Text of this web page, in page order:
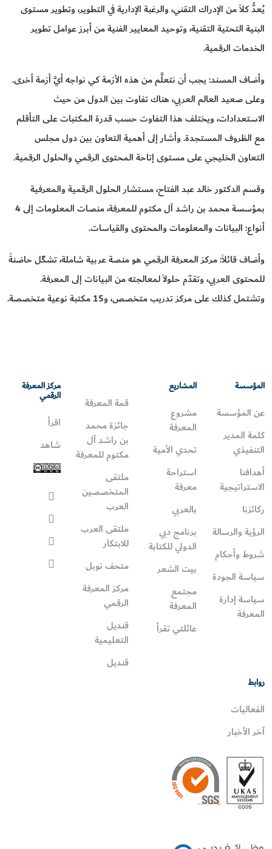
يُعدُّ كلاً من الإدراك التقني، والرغبة الإدارية في التطوير، وتطوير مستوى
البنية التحتية التقنية، وتوحيد المعايير الفنية من أبرز عوامل تطوير
الخدمات الرقمية.
وأضاف المسند: يجب أن نتعلَّم من هذه الأزمة كي نواجه أيَّ أزمة أخرى.
وعلى صعيد العالم العربي، هناك تفاوت بين الدول من حيث
الاستعدادات، ويختلف هذا التفاوت حسب قدرة المكتبات على التأقلم
مع الظروف المستجدة. وأشار إلى أهمية التعاون بين دول مجلس
التعاون الخليجي على مستوى إتاحة المحتوى الرقمي والحلول الرقمية.
وقسم الدكتور خالد عبد الفتاح، مستشار الحلول الرقمية والمعرفية
بمؤسسة محمد بن راشد آل مكتوم للمعرفة، منصات المعلومات إلى 4
أنواع: البيانات والمعلومات والمحتوى والقياسات.
وأضاف قائلاً: مركز المعرفة الرقمي هو منصة عربية شاملة، تشكّل حاضنةً
للمحتوى العربي، وتقدّم حلولاً لمعالجته من البيانات إلى المعرفة.
وتشتمل كذلك على مركز تدريب متخصص، و15 مكتبة نوعية متخصصة.
المؤسسة
عن المؤسسة
كلمة المدير
التنفيذي
أهدافنا
الاستراتيجية
ركائزنا
الرؤية والرسالة
شروط وأحكام
سياسة الجودة
سياسة إدارة
المعرفة
المشاريع
مشروع
المعرفة
تحدي الأمية
استراحة
معرفة
بالعربي
برنامج دبي
الدولي للكتابة
بيت الشعر
مجتمع
المعرفة
عائلتي تقرأ‎
قمة المعرفة
جائزة محمد
بن راشد آل
مكتوم للمعرفة
ملتقى
المتخصصين
العرب
ملتقى العرب
للابتكار
متحف نوبل
مركز المعرفة
الرقمي
قنديل
التعليمية
قنديل
مركز المعرفة
الرقمي
اقرأ
شاهد
روابط
الفعاليات
آخر الأخبار